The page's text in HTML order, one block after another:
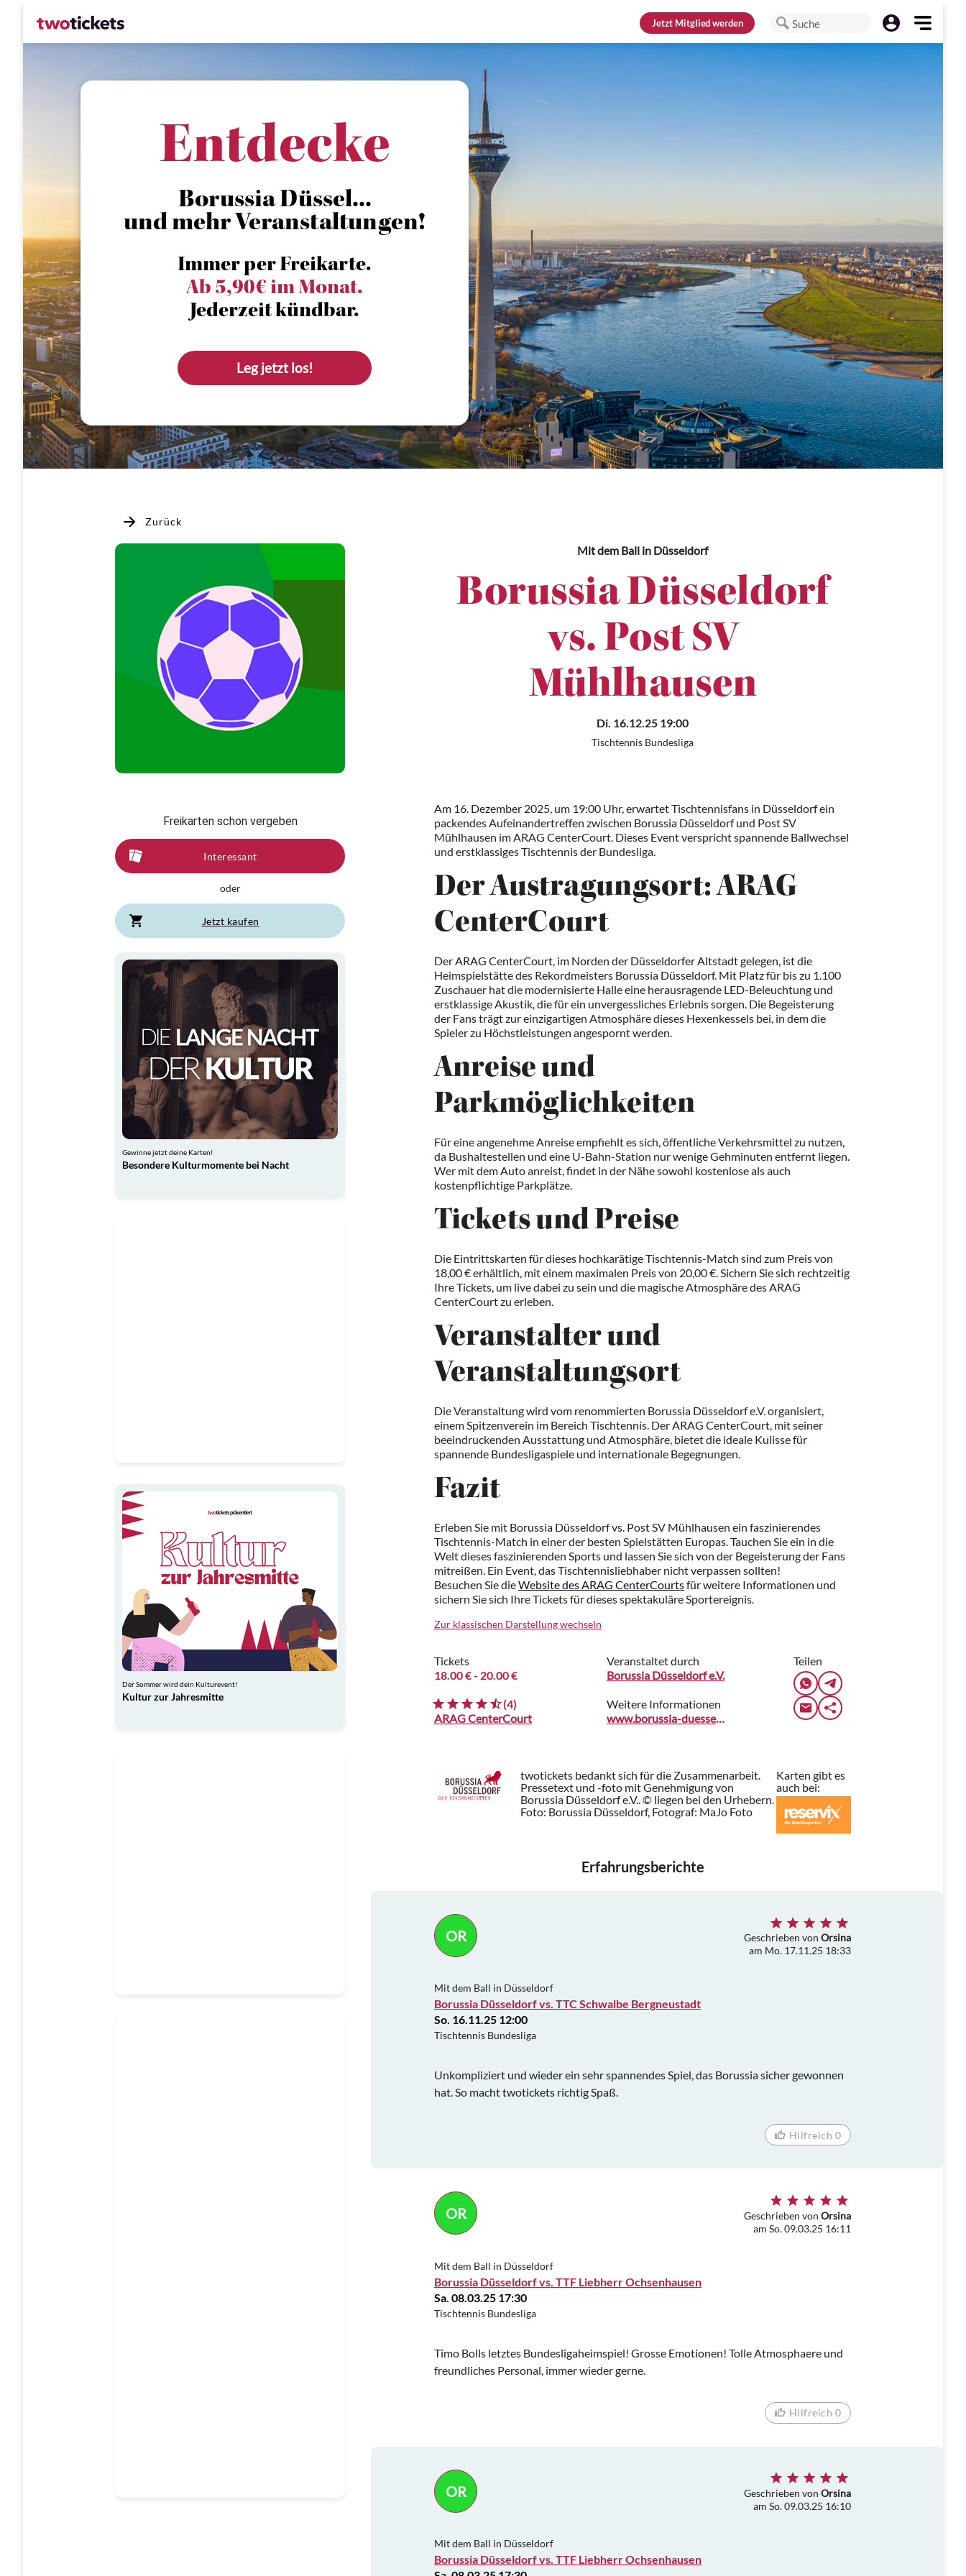
JetztMitglied werden Suche
Entdecke
Borussia Düssel...
und mehr Veranstaltungen!
Immer per Freikarte.
Ab 5,90€ im Monat.
Jederzeit kündbar.
Leg jetzt los!
Zurück
Freikarten schon vergeben
Interessant
oder
Jetzt kaufen
Gewinne jetzt deine Karten!
Besondere Kulturmomente bei Nacht
Der Sommer wird dein Kulturevent!
Kultur zur Jahresmitte
Mit dem Ball in Düsseldorf
Borussia Düsseldorf
vs. Post SV
Mühlhausen
Di. 16.12.25 19:00
Tischtennis Bundesliga
Am 16. Dezember 2025, um 19:00 Uhr, erwartet Tischtennisfans in Düsseldorf ein
packendes Aufeinandertreffen zwischen Borussia Düsseldorf und Post SV
Mühlhausen im ARAG CenterCourt. Dieses Event verspricht spannende Ballwechsel
und erstklassiges Tischtennis der Bundesliga.
Der Austragungsort: ARAG
CenterCourt
Der ARAG CenterCourt, im Norden der Düsseldorfer Altstadt gelegen, ist die
Heimspielstätte des Rekordmeisters Borussia Düsseldorf. Mit Platz für bis zu 1.100
Zuschauer hat die modernisierte Halle eine herausragende LED-Beleuchtung und
erstklassige Akustik, die für ein unvergessliches Erlebnis sorgen. Die Begeisterung
der Fans trägt zur einzigartigen Atmosphäre dieses Hexenkessels bei, in dem die
Spieler zu Höchstleistungen angespornt werden.
Anreise und
Parkmöglichkeiten
Für eine angenehme Anreise empfiehlt es sich, öffentliche Verkehrsmittel zu nutzen,
da Bushaltestellen und eine U-Bahn-Station nur wenige Gehminuten entfernt liegen.
Wer mit dem Auto anreist, findet in der Nähe sowohl kostenlose als auch
kostenpflichtige Parkplätze.
Tickets und Preise
Die Eintrittskarten für dieses hochkarätige Tischtennis-Match sind zum Preis von
18,00 € erhältlich, mit einem maximalen Preis von 20,00 €. Sichern Sie sich rechtzeitig
Ihre Tickets, um live dabei zu sein und die magische Atmosphäre des ARAG
CenterCourt zu erleben.
Veranstalter und
Veranstaltungsort
Die Veranstaltung wird vom renommierten Borussia Düsseldorf e.V. organisiert,
einem Spitzenverein im Bereich Tischtennis. Der ARAG CenterCourt, mit seiner
beeindruckenden Ausstattung und Atmosphäre, bietet die ideale Kulisse für
spannende Bundesligaspiele und internationale Begegnungen.
Fazit
Erleben Sie mit Borussia Düsseldorf vs. Post SV Mühlhausen ein faszinierendes
Tischtennis-Match in einer der besten Spielstätten Europas. Tauchen Sie ein in die
Welt dieses faszinierenden Sports und lassen Sie sich von der Begeisterung der Fans
mitreißen. Ein Event, das Tischtennisliebhaber nicht verpassen sollten!
Besuchen Sie dieWebsite des ARAG CenterCourtsfür weitere Informationen und
sichern Sie sich Ihre Tickets für dieses spektakuläre Sportereignis.
Zur klassischen Darstellung wechseln
Tickets
18.00 €- 20.00 €
(4)
ARAG CenterCourt
Veranstaltet durch
Borussia Düsseldorf e.V.
Weitere Informationen
www.borussia-duesseldorf.com
Teilen
twotickets bedankt sich für die Zusammenarbeit.
Pressetext und -foto mit Genehmigung von
Borussia Düsseldorf e.V.. © liegen bei den Urhebern.
Foto: Borussia Düsseldorf, Fotograf: MaJo Foto
Karten gibt es
auch bei:
Erfahrungsberichte
OR Geschrieben von Orsina
am Mo. 17.11.25 18:33
Mit dem Ball in Düsseldorf
Borussia Düsseldorf vs. TTC Schwalbe Bergneustadt
So. 16.11.25 12:00
Tischtennis Bundesliga
Unkompliziert und wieder ein sehr spannendes Spiel, das Borussia sicher gewonnen
hat. So macht twotickets richtig Spaß.
Hilfreich 0
OR Geschrieben von Orsina
am So. 09.03.25 16:11
Mit dem Ball in Düsseldorf
Borussia Düsseldorf vs. TTF Liebherr Ochsenhausen
Sa. 08.03.25 17:30
Tischtennis Bundesliga
Timo Bolls letztes Bundesligaheimspiel! Grosse Emotionen! Tolle Atmosphaere und
freundliches Personal, immer wieder gerne.
Hilfreich 0
OR Geschrieben von Orsina
am So. 09.03.25 16:10
Mit dem Ball in Düsseldorf
Borussia Düsseldorf vs. TTF Liebherr Ochsenhausen